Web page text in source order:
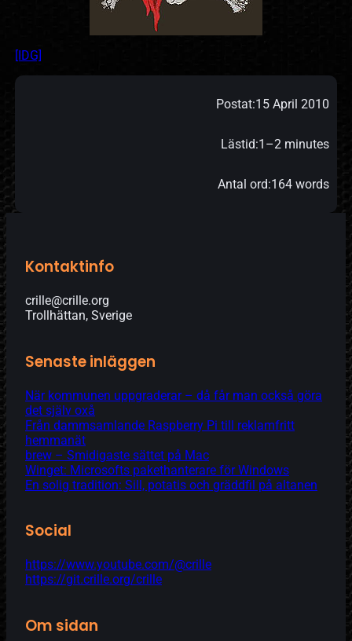
[IDG]
Postat:15 April 2010
Lästid:1–2 minutes
Antal ord:164 words
Kontaktinfo
crille@crille.org
Trollhättan, Sverige
Senaste inläggen
När kommunen uppgraderar – då får man också göra
det själv oxå
Från dammsamlande Raspberry Pi till reklamfritt
hemmanät
brew – Smidigaste sättet på Mac
Winget: Microsofts pakethanterare för Windows
En solig tradition: Sill, potatis och gräddfil på altanen
Social
https://www.youtube.com/@crille
https://git.crille.org/crille
Om sidan